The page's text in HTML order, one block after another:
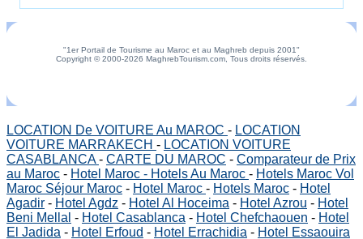
"1er Portail de Tourisme au Maroc et au Maghreb depuis 2001"
Copyright © 2000-2026 MaghrebTourism.com, Tous droits réservés.
LOCATION De VOITURE Au MAROC - LOCATION
VOITURE MARRAKECH - LOCATION VOITURE
CASABLANCA- CARTE DU MAROC - Comparateur de Prix
au Maroc - Hotel Maroc - Hotels Au Maroc - Hotels Maroc Vol
Maroc Séjour Maroc - Hotel Maroc - Hotels Maroc - Hotel
Agadir - Hotel Agdz - Hotel Al Hoceima - Hotel Azrou - Hotel
Beni Mellal - Hotel Casablanca - Hotel Chefchaouen - Hotel
El Jadida - Hotel Erfoud - Hotel Errachidia - Hotel Essaouira